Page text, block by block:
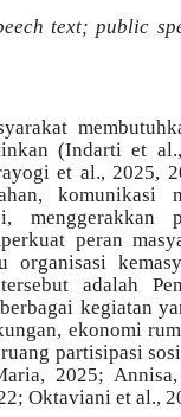
text; public
(Indarti et
et al., 2025,
komunikasi
menggerakkan
peran
organisasi
adalah
kegiatan
ekonomi
partisipasi
2025;
Oktaviani et al.,